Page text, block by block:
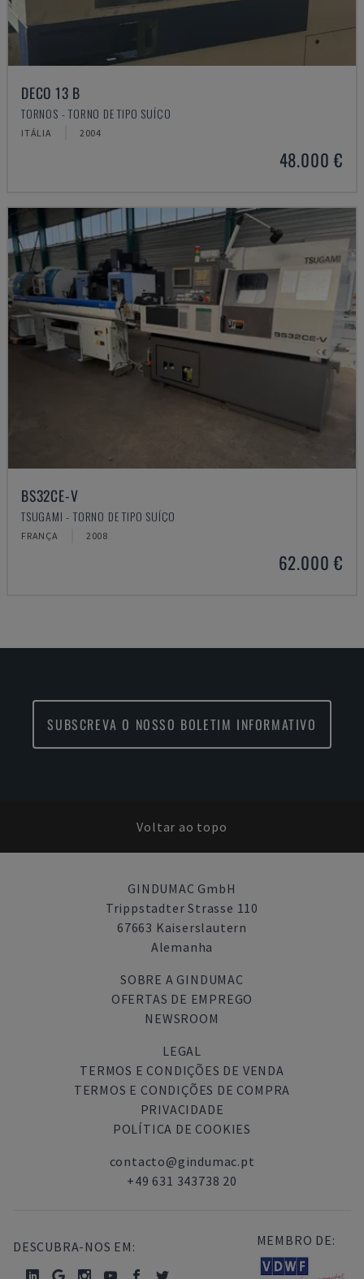
DECO 13 B
TORNOS - TORNO DE TIPO SUÍÇO
ITÁLIA 2004
48.000 €
BS32CE-V
TSUGAMI - TORNO DE TIPO SUÍÇO
FRANÇA 2008
62.000 €
SUBSCREVA O NOSSO BOLETIM INFORMATIVO
Voltar ao topo
GINDUMAC GmbH
Trippstadter Strasse 110
67663 Kaiserslautern
Alemanha
SOBRE A GINDUMAC
OFERTAS DE EMPREGO
NEWSROOM
LEGAL
TERMOS E CONDIÇÕES DE VENDA
TERMOS E CONDIÇÕES DE COMPRA
PRIVACIDADE
POLÍTICA DE COOKIES
contacto@gindumac.pt
+49 631 343738 20
DESCUBRA-NOS EM: MEMBRO DE: